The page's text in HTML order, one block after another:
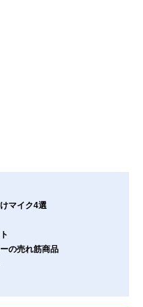
マイク4選
の売れ筋商品